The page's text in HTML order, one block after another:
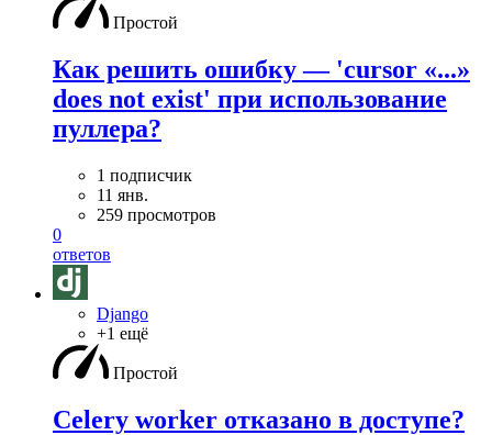
Простой
Как решить ошибку — 'cursor «...»
does not exist' при использование
пуллера?
1 подписчик
11 янв.
259 просмотров
0
ответов
Django
+1 ещё
Простой
Celery worker отказано в доступе?